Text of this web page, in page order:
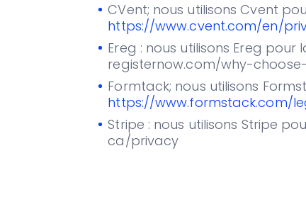
CVent; nous utilisons Cvent
https://www.cvent.com/en/
Ereg : nous utilisons Ereg
registernow.com/why-
Formtack; nous utilisons
https://www.formstack.com/
Stripe : nous utilisons Stripe
ca/privacy